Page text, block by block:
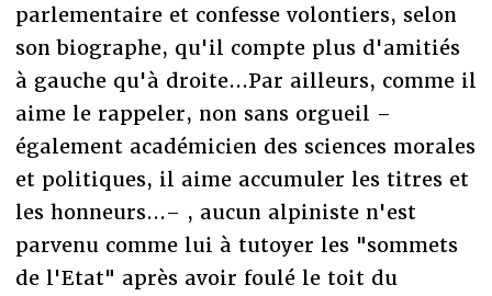
parlementaire et confesse volontiers, selon
son biographe, qu'il compte plus d'amitiés
à gauche qu'à droite...Par ailleurs, comme il
aime le rappeler, non sans orgueil –
également académicien des sciences morales
et politiques, il aime accumuler les titres et
les honneurs...– , aucun alpiniste n'est
parvenu comme lui à tutoyer les "sommets
de l'Etat" après avoir foulé le toit du